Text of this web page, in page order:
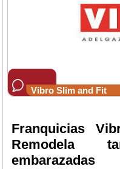
Vibro Slim and Fit
Franquicias
Remodela
embarazadas